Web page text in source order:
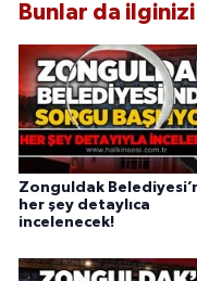
Bunlar da
Zonguldak
her şey detaylıca
incelenecek!